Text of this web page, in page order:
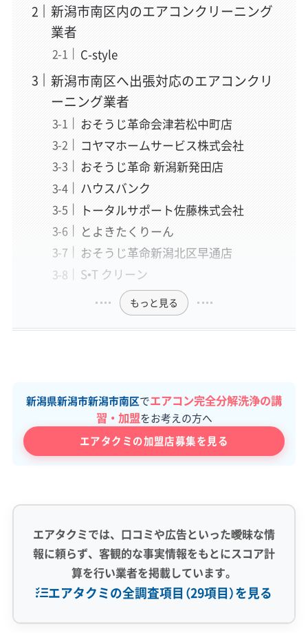
新潟市南区内のエアコンクリーニング
業者
C-style
新潟市南区へ出張対応のエアコンクリ
ーニング業者
おそうじ革命会津若松中町店
コヤマホームサービス株式会社
おそうじ革命 新潟新発田店
ハウスバンク
トータルサポート佐藤株式会社
とよきたくりーん
おそうじ革命新潟北区早通店
S•T クリーン
もっと見る
新潟県新潟市新潟市南区でエアコン完全分解洗浄の講
習・加盟をお考えの方へ
エアタクミの加盟店募集を見る
エアタクミでは、口コミや広告といった曖昧な情
報に頼らず、客観的な事実情報をもとにスコア計
算を行い業者を掲載しています。
エアタクミの全調査項目（29項目）を見る